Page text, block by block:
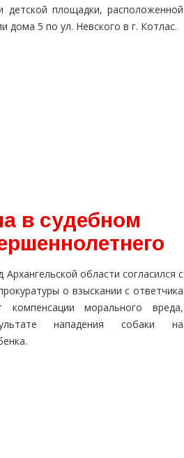
детской площадки, расположенной
дома 5 по ул. Невского в г. Котлас.
в судебном
области согласился с
о взыскании с ответчика
морального вреда,
нападения собаки на